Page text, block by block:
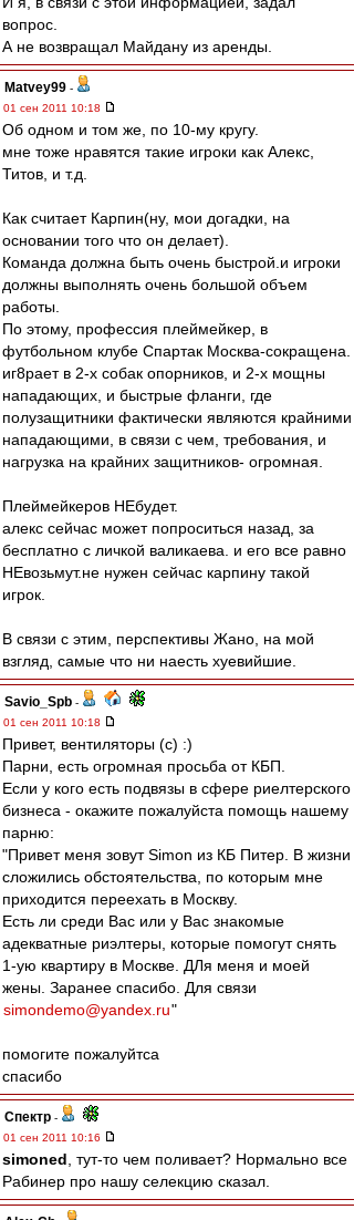
вопрос.
А не возвращал Майдану из аренды.
Matvey99 -
01 сен 2011 10:18
Об одном и том же, по 10-му кругу.
мне тоже нравятся такие игроки как Алекс,
Титов, и т.д.
Как считает Карпин(ну, мои догадки, на
основании того что он делает).
Команда должна быть очень быстрой.и игроки
должны выполнять очень большой объем
работы.
По этому, профессия плеймейкер, в
футбольном клубе Спартак Москва-сокращена.
иг8рает в 2-х собак опорников, и 2-х мощны
нападающих, и быстрые фланги, где
полузащитники фактически являются крайними
нападающими, в связи с чем, требования, и
нагрузка на крайних защитников- огромная.
Плеймейкеров НЕбудет.
алекс сейчас может попроситься назад, за
бесплатно с личкой валикаева. и его все равно
НЕвозьмут.не нужен сейчас карпину такой
игрок.
В связи с этим, перспективы Жано, на мой
взгляд, самые что ни наесть хуевийшие.
Savio_Spb -
01 сен 2011 10:18
Привет, вентиляторы (с) :)
Парни, есть огромная просьба от КБП.
Если у кого есть подвязы в сфере риелтерского
бизнеса - окажите пожалуйста помощь нашему
парню:
"Привет меня зовут Simon из КБ Питер. В жизни
сложились обстоятельства, по которым мне
приходится переехать в Москву.
Есть ли среди Вас или у Вас знакомые
адекватные риэлтеры, которые помогут снять
1-ую квартиру в Москве. ДЛя меня и моей
жены. Заранее спасибо. Для связи
simondemo@yandex.ru"
помогите пожалуйтса
спасибо
Спектр -
01 сен 2011 10:16
simoned , тут-то чем поливает? Нормально все
Рабинер про нашу селекцию сказал.